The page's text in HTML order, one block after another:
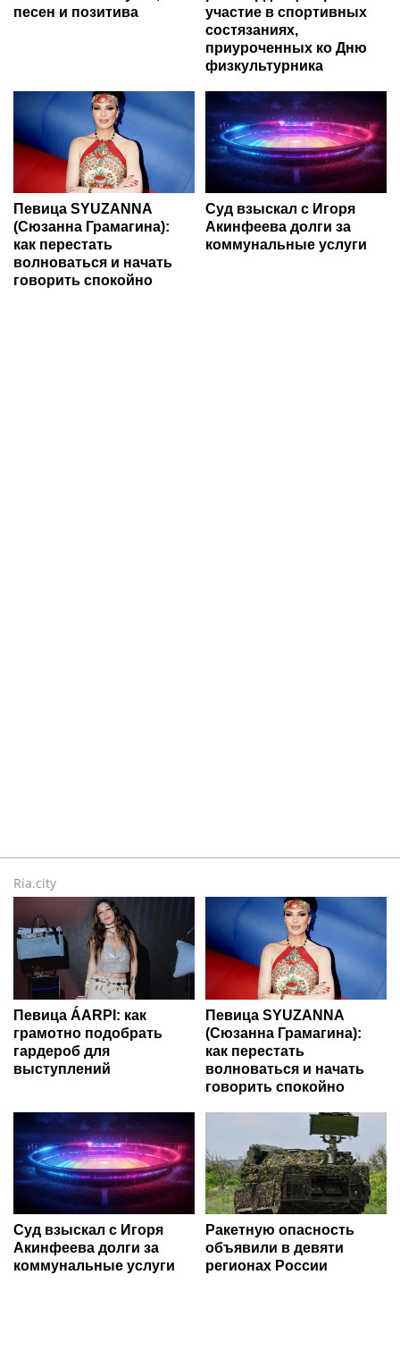
песен и позитива
участие в спортивных
состязаниях,
приуроченных ко Дню
физкультурника
Певица SYUZANNA
(Сюзанна Грамагина):
как перестать
волноваться и начать
говорить спокойно
Суд взыскал с Игоря
Акинфеева долги за
коммунальные услуги
Ria.city
Певица ÁARPI: как
грамотно подобрать
гардероб для
выступлений
Певица SYUZANNA
(Сюзанна Грамагина):
как перестать
волноваться и начать
говорить спокойно
Суд взыскал с Игоря
Акинфеева долги за
коммунальные услуги
Ракетную опасность
объявили в девяти
регионах России